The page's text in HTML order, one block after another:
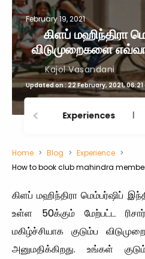
February 19, 2021
கிளப் மஹிந்திரா
விடுமுறைகளை
Kajol Vasandani
Updated on : 22 February, 2021,
Experiences
Home Blog
Experience
How to book club mahindra
கிளப் மஹிந்திரா மெம்பர்ஷிப்
உள்ள 50க்கும் மேற்பட்ட
மகிழ்ச்சியாக குடும்ப
அனுமதிக்கிறது. உங்கள்